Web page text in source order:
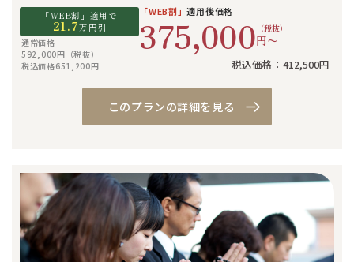
「WEB割」適用で
21.7万円引
通常価格
592,000円（税抜）
税込価格651,200円
「WEB割」適用後価格
375,000 （税抜）
円〜
税込価格：412,500円
このプランの詳細を見る